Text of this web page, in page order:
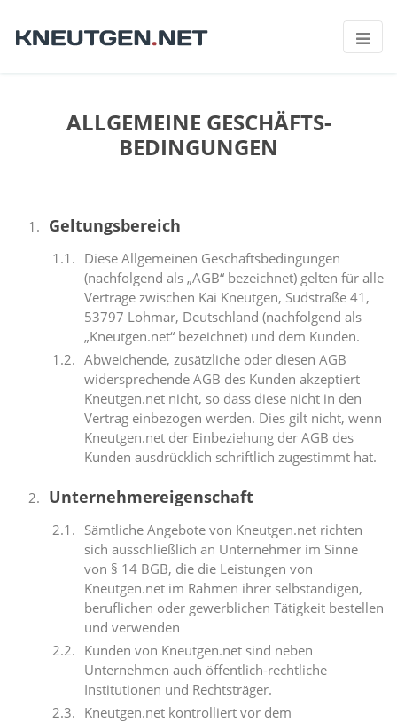
ALLGEMEINE GESCHÄFTS­
BEDINGUNGEN
Geltungsbereich
Diese Allgemeinen Geschäftsbedingungen
(nachfolgend als „AGB“ bezeichnet) gelten für alle
Verträge zwischen Kai Kneutgen, Südstraße 41,
53797 Lohmar, Deutschland (nachfolgend als
„Kneutgen.net“ bezeichnet) und dem Kunden.
Abweichende, zusätzliche oder diesen AGB
widersprechende AGB des Kunden akzeptiert
Kneutgen.net nicht, so dass diese nicht in den
Vertrag einbezogen werden. Dies gilt nicht, wenn
Kneutgen.net der Einbeziehung der AGB des
Kunden ausdrücklich schriftlich zugestimmt hat.
Unternehmereigenschaft
Sämtliche Angebote von Kneutgen.net richten
sich ausschließlich an Unternehmer im Sinne
von § 14 BGB, die die Leistungen von
Kneutgen.net im Rahmen ihrer selbständigen,
beruflichen oder gewerblichen Tätigkeit bestellen
und verwenden
Kunden von Kneutgen.net sind neben
Unternehmen auch öffentlich-rechtliche
Institutionen und Rechtsträger.
Kneutgen.net kontrolliert vor dem